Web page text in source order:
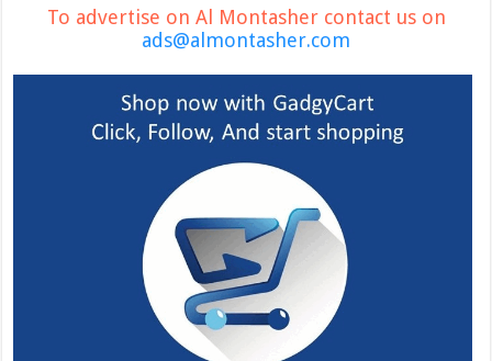
To advertise on Al Montasher contact us on
ads@almontasher.com